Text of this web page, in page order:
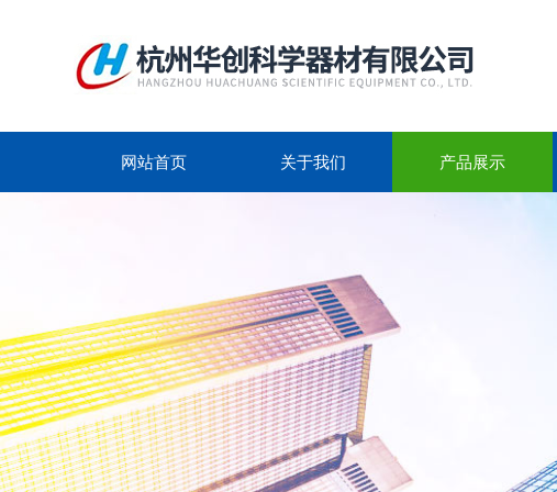
网站首页 关于我们 产品展示